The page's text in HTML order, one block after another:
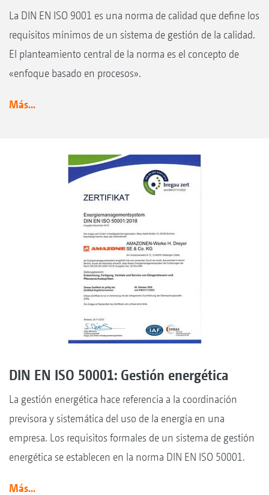
La DIN EN ISO 9001 es una norma de calidad que define los
requisitos mínimos de un sistema de gestión de la calidad.
El planteamiento central de la norma es el concepto de
«enfoque basado en procesos».
Más...
DIN EN ISO 50001: Gestión energética
La gestión energética hace referencia a la coordinación
previsora y sistemática del uso de la energía en una
empresa. Los requisitos formales de un sistema de gestión
energética se establecen en la norma DIN EN ISO 50001.
Más...